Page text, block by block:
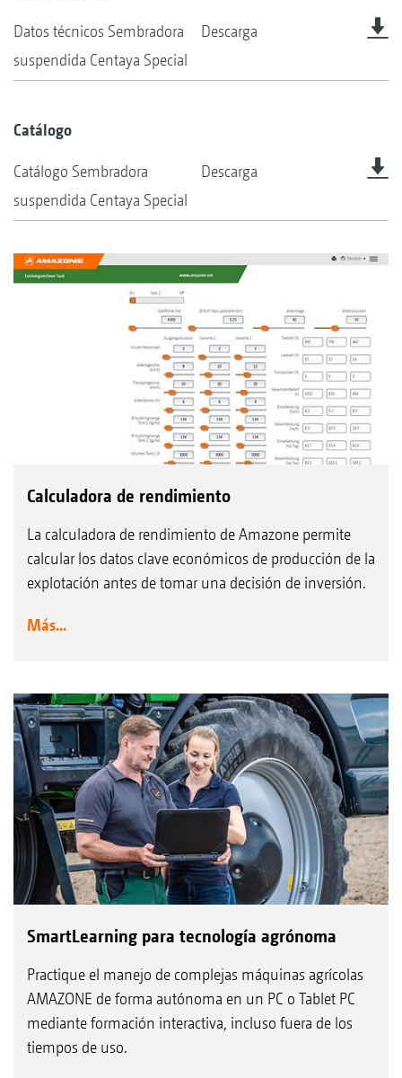
Datos técnicos Sembradora
suspendida Centaya Special
Descarga
Catálogo
Catálogo Sembradora
suspendida Centaya Special
Descarga
Calculadora de rendimiento
La calculadora de rendimiento de Amazone permite
calcular los datos clave económicos de producción de la
explotación antes de tomar una decisión de inversión.
Más...
SmartLearning para tecnología agrónoma
Practique el manejo de complejas máquinas agrícolas
AMAZONE de forma autónoma en un PC o Tablet PC
mediante formación interactiva, incluso fuera de los
tiempos de uso.